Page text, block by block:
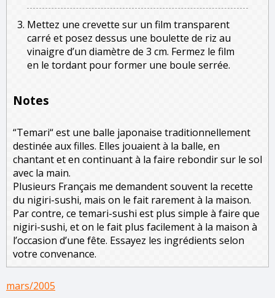
Mettez une crevette sur un film transparent
carré et posez dessus une boulette de riz au
vinaigre d’un diamètre de 3 cm. Fermez le film
en le tordant pour former une boule serrée.
Notes
“Temari“ est une balle japonaise traditionnellement
destinée aux filles. Elles jouaient à la balle, en
chantant et en continuant à la faire rebondir sur le sol
avec la main.
Plusieurs Français me demandent souvent la recette
du nigiri-sushi, mais on le fait rarement à la maison.
Par contre, ce temari-sushi est plus simple à faire que
nigiri-sushi, et on le fait plus facilement à la maison à
l’occasion d’une fête. Essayez les ingrédients selon
votre convenance.
mars/2005